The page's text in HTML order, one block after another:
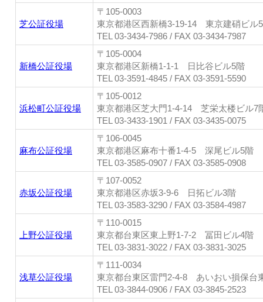
芝公証役場
〒105-0003
東京都港区西新橋3-19-14 東京建硝ビル
TEL 03-3434-7986 / FAX 03-3434-7987
新橋公証役場
〒105-0004
東京都港区新橋1-1-1 日比谷ビル5階
TEL 03-3591-4845 / FAX 03-3591-5590
浜松町公証役場
〒105-0012
東京都港区芝大門1-4-14 芝栄太楼ビル7
TEL 03-3433-1901 / FAX 03-3435-0075
麻布公証役場
〒106-0045
東京都港区麻布十番1-4-5 深尾ビル5階
TEL 03-3585-0907 / FAX 03-3585-0908
赤坂公証役場
〒107-0052
東京都港区赤坂3-9-6 日拓ビル3階
TEL 03-3583-3290 / FAX 03-3584-4987
上野公証役場
〒110-0015
東京都台東区東上野1-7-2 冨田ビル4階
TEL 03-3831-3022 / FAX 03-3831-3025
浅草公証役場
〒111-0034
東京都台東区雷門2-4-8 あいおい損保台
TEL 03-3844-0906 / FAX 03-3845-2523